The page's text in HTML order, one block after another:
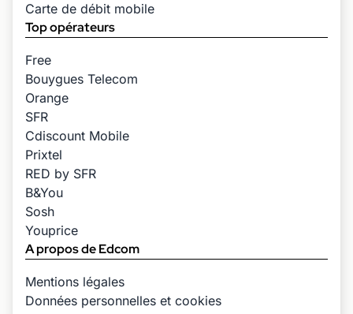
Carte de débit mobile
Top opérateurs
Free
Bouygues Telecom
Orange
SFR
Cdiscount Mobile
Prixtel
RED by SFR
B&You
Sosh
Youprice
A propos de Edcom
Mentions légales
Données personnelles et cookies